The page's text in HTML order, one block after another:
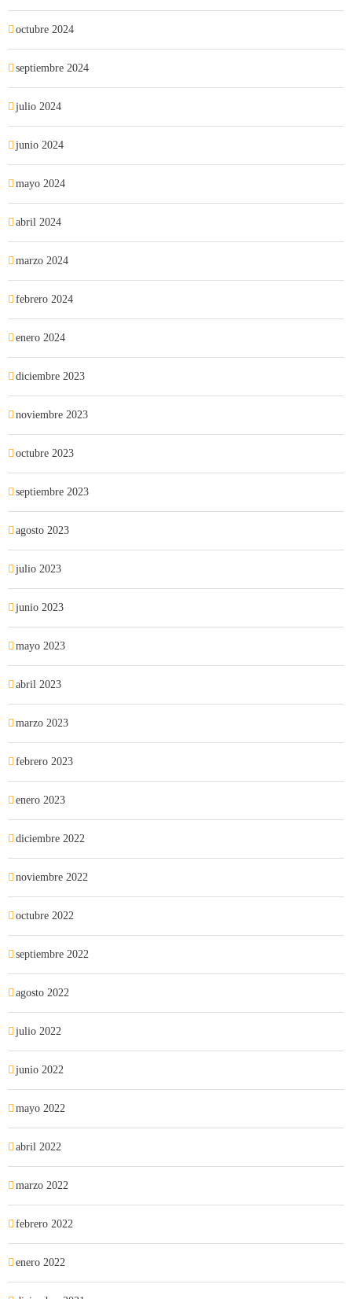
octubre 2024
septiembre 2024
julio 2024
junio 2024
mayo 2024
abril 2024
marzo 2024
febrero 2024
enero 2024
diciembre 2023
noviembre 2023
octubre 2023
septiembre 2023
agosto 2023
julio 2023
junio 2023
mayo 2023
abril 2023
marzo 2023
febrero 2023
enero 2023
diciembre 2022
noviembre 2022
octubre 2022
septiembre 2022
agosto 2022
julio 2022
junio 2022
mayo 2022
abril 2022
marzo 2022
febrero 2022
enero 2022